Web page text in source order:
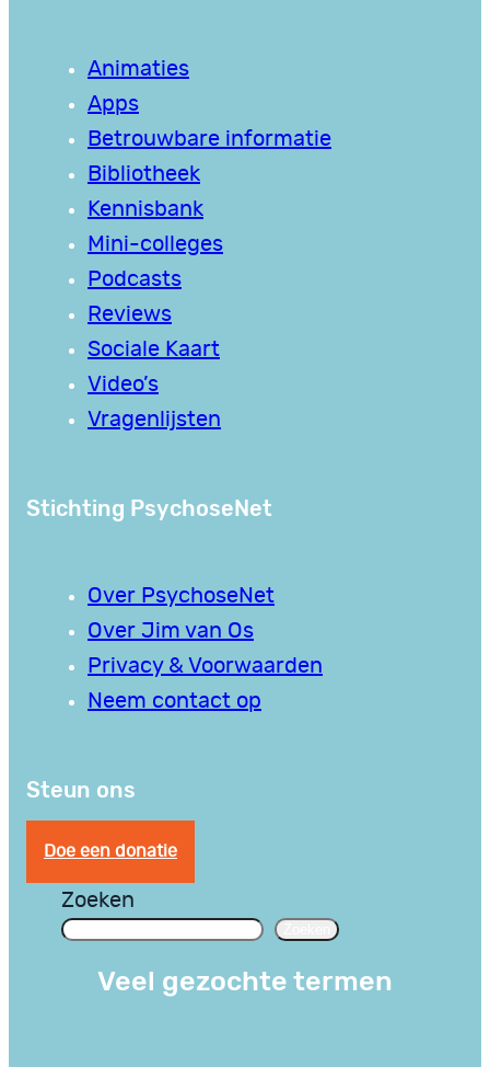
Animaties
Apps
Betrouwbare informatie
Bibliotheek
Kennisbank
Mini-colleges
Podcasts
Reviews
Sociale Kaart
Video’s
Vragenlijsten
Stichting PsychoseNet
Over PsychoseNet
Over Jim van Os
Privacy & Voorwaarden
Neem contact op
Steun ons
Doe een donatie
Zoeken
Veel gezochte termen